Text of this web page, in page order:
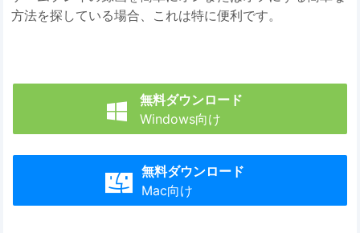
方法を探している場合、これは特に便利です。

無料ダウンロード
Windows向け

無料ダウンロード
Mac向け